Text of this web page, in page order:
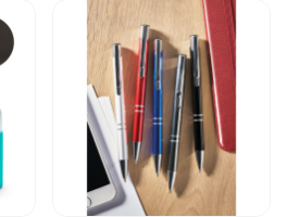
Go to product page